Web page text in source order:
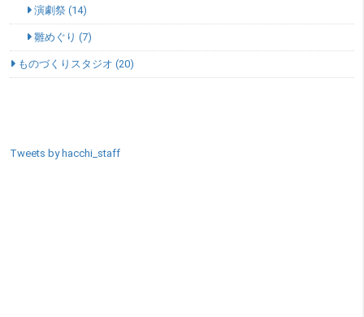
演劇祭 (14)
雛めぐり (7)
ものづくりスタジオ (20)
Tweets by hacchi_staff